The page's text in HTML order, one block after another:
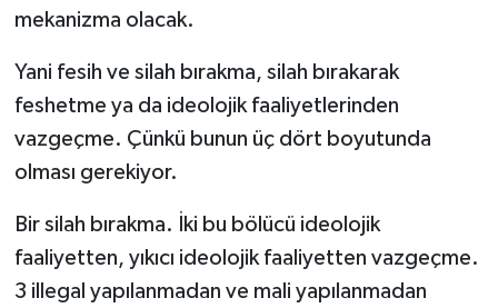
mekanizma olacak.
Yani fesih ve silah bırakma, silah bırakarak
feshetme ya da ideolojik faaliyetlerinden
vazgeçme. Çünkü bunun üç dört boyutunda
olması gerekiyor.
Bir silah bırakma. İki bu bölücü ideolojik
faaliyetten, yıkıcı ideolojik faaliyetten vazgeçme.
3 illegal yapılanmadan ve mali yapılanmadan